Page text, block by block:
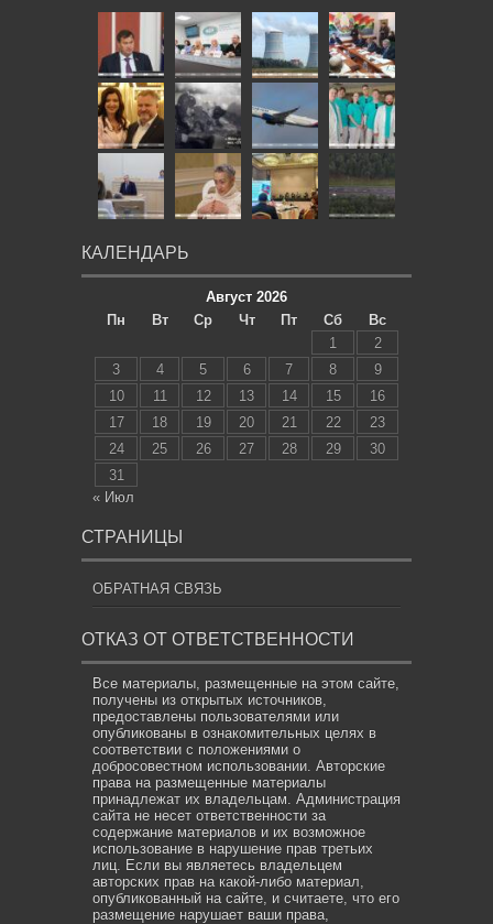
КАЛЕНДАРЬ
Август 2026
Пн
Вт Ср Чт Пт Сб
Вс
1
2
3
4 5 6 7 8
9
10
11 12 13 14 15
16
17
18 19 20 21 22
23
24
25 26 27 28 29
30
31
« Июл
СТРАНИЦЫ
ОБРАТНАЯ СВЯЗЬ
ОТКАЗ ОТ ОТВЕТСТВЕННОСТИ
Все материалы, размещенные на этом сайте,
получены из открытых источников,
предоставлены пользователями или
опубликованы в ознакомительных целях в
соответствии с положениями о
добросовестном использовании. Авторские
права на размещенные материалы
принадлежат их владельцам. Администрация
сайта не несет ответственности за
содержание материалов и их возможное
использование в нарушение прав третьих
лиц. Если вы являетесь владельцем
авторских прав на какой-либо материал,
опубликованный на сайте, и считаете, что его
размещение нарушает ваши права,